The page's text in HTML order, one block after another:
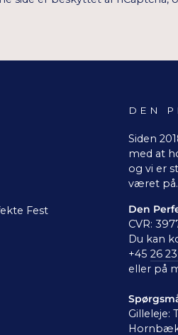
Fest
DEN
Siden
med at
og vi er
været på.
Den
CVR:
Du kan
+45 26
eller på
Gilleleje: